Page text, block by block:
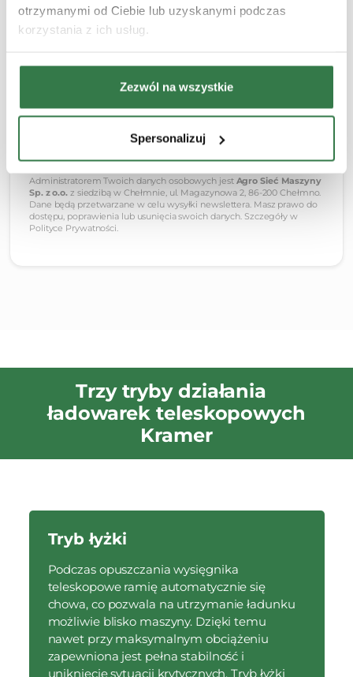
otrzymanymi od Ciebie lub uzyskanymi podczas
korzystania z ich usług.
Zezwól na wszystkie
Spersonalizuj
Kombajny Ciągniki Kosiarki
Ładowarki
Maszyny uprawowe
Administratorem Twoich danych osobowych jest Agro Sieć Maszyny
Sp. z o.o. z siedzibą w Chełmnie, ul. Magazynowa 2, 86-200 Chełmno.
Dane będą przetwarzane w celu wysyłki newslettera. Masz prawo do
dostępu, poprawienia lub usunięcia swoich danych. Szczegóły w
Polityce Prywatności.
Trzy tryby działania
ładowarek teleskopowych
Kramer
Tryb łyżki
Podczas opuszczania wysięgnika
teleskopowe ramię automatycznie się
chowa, co pozwala na utrzymanie ładunku
możliwie blisko maszyny. Dzięki temu
nawet przy maksymalnym obciążeniu
zapewniona jest pełna stabilność i
uniknięcie sytuacji krytycznych. Tryb łyżki